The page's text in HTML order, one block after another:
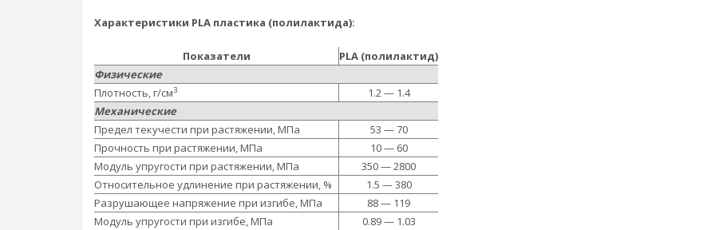
Характеристики PLA пластика (полилактида):
Показатели
PLA (полилактид)
Физические
Плотность, г/см3
1.2 — 1.4
Механические
Предел текучести при растяжении, МПа
53 — 70
Прочность при растяжении, МПа
10 — 60
Модуль упругости при растяжении, МПа
350 — 2800
Относительное удлинение при растяжении, %
1.5 — 380
Разрушающее напряжение при изгибе, МПа
88 — 119
Модуль упругости при изгибе, МПа
0.89 — 1.03